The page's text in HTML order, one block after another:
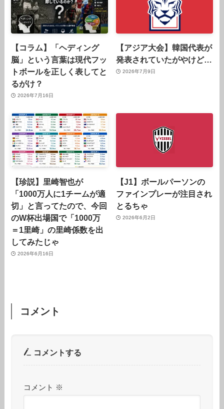
【コラム】「ヘディング
脳」という言葉は現代フッ
トボールを正しく表してと
るがけ？
2026年7月16日
【アジア大会】韓国代表が
発表されていたがやけど…
2026年7月9日
【珍説】里崎智也が
「1000万人に1チームが適
切」と言ってたので、今回
のW杯出場国で「1000万
＝1里崎」の里崎係数を出
してみたじゃ
2026年6月16日
【J1】ボールパーソンの
ファインプレーが注目され
とるちゃ
2026年6月2日
コメント
コメントする
コメント ※